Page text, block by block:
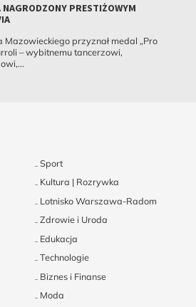
PRESTIŻOWYM
przyznał medal „Pro
– wybitnemu tancerzowi,
Sport
Kultura | Rozrywka
Lotnisko Warszawa-Radom
Zdrowie i Uroda
Edukacja
Technologie
Biznes i Finanse
Moda